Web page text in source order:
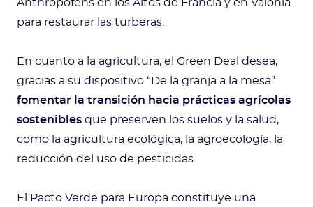
Anthropofens en los Altos de Francia y en Valonia
para restaurar las turberas.
En cuanto a la agricultura, el Green Deal desea,
gracias a su dispositivo “De la granja a la mesa”
fomentar la transición hacia prácticas agrícolas
sostenibles que preserven los suelos y la salud,
como la agricultura ecológica, la agroecología, la
reducción del uso de pesticidas.
El Pacto Verde para Europa constituye una